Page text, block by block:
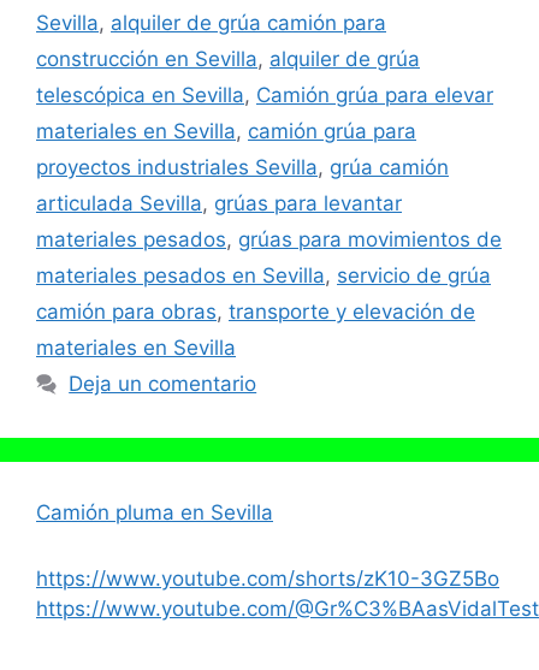
Sevilla, alquiler de grúa camión para
construcción en Sevilla, alquiler de grúa
telescópica en Sevilla, Camión grúa para elevar
materiales en Sevilla, camión grúa para
proyectos industriales Sevilla, grúa camión
articulada Sevilla, grúas para levantar
materiales pesados, grúas para movimientos de
materiales pesados en Sevilla, servicio de grúa
camión para obras, transporte y elevación de
materiales en Sevilla
Deja un comentario
Camión pluma en Sevilla
https://www.youtube.com/shorts/zK10-3GZ5Bo
https://www.youtube.com/